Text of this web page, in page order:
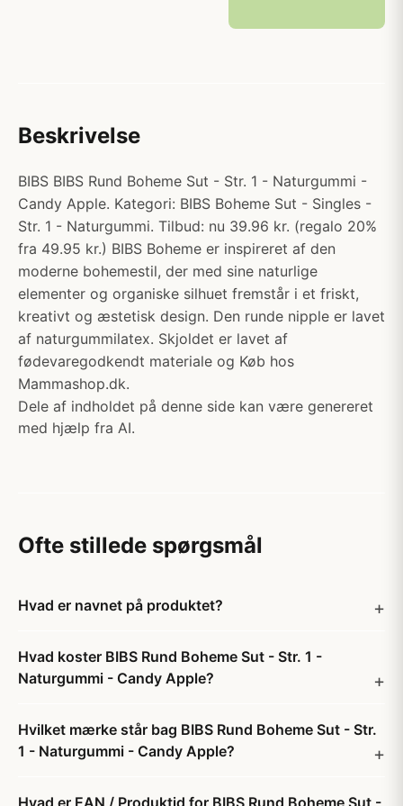
Beskrivelse
BIBS BIBS Rund Boheme Sut - Str. 1 - Naturgummi -
Candy Apple. Kategori: BIBS Boheme Sut - Singles -
Str. 1 - Naturgummi. Tilbud: nu 39.96 kr. (regalo 20%
fra 49.95 kr.) BIBS Boheme er inspireret af den
moderne bohemestil, der med sine naturlige
elementer og organiske silhuet fremstår i et friskt,
kreativt og æstetisk design. Den runde nipple er lavet
af naturgummilatex. Skjoldet er lavet af
fødevaregodkendt materiale og Køb hos
Mammashop.dk.
Dele af indholdet på denne side kan være genereret
med hjælp fra AI.
Ofte stillede spørgsmål
Hvad er navnet på produktet?
Hvad koster BIBS Rund Boheme Sut - Str. 1 -
Naturgummi - Candy Apple?
Hvilket mærke står bag BIBS Rund Boheme Sut - Str.
1 - Naturgummi - Candy Apple?
Hvad er EAN / Produktid for BIBS Rund Boheme Sut -